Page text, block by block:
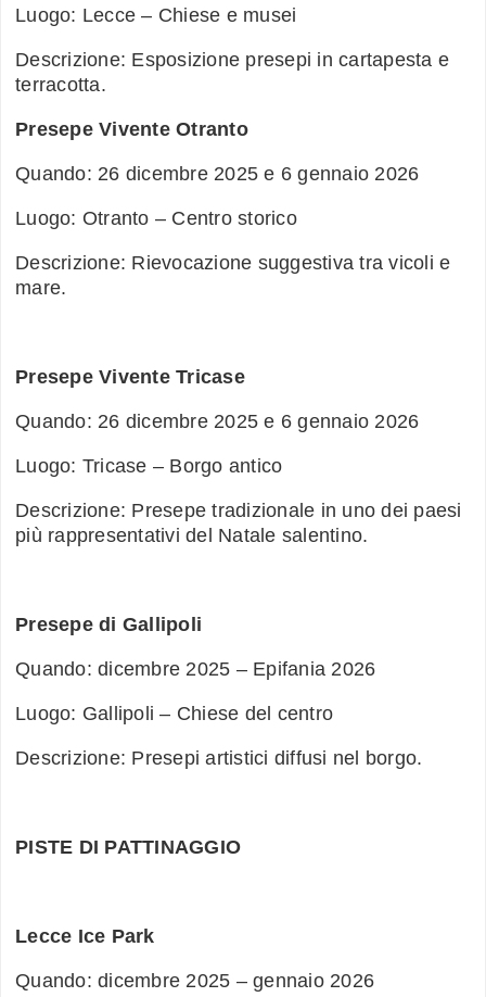
Luogo: Lecce – Chiese e musei
Descrizione: Esposizione presepi in cartapesta e
terracotta.
Presepe Vivente Otranto
Quando: 26 dicembre 2025 e 6 gennaio 2026
Luogo: Otranto – Centro storico
Descrizione: Rievocazione suggestiva tra vicoli e
mare.
Presepe Vivente Tricase
Quando: 26 dicembre 2025 e 6 gennaio 2026
Luogo: Tricase – Borgo antico
Descrizione: Presepe tradizionale in uno dei paesi
più rappresentativi del Natale salentino.
Presepe di Gallipoli
Quando: dicembre 2025 – Epifania 2026
Luogo: Gallipoli – Chiese del centro
Descrizione: Presepi artistici diffusi nel borgo.
PISTE DI PATTINAGGIO
Lecce Ice Park
Quando: dicembre 2025 – gennaio 2026